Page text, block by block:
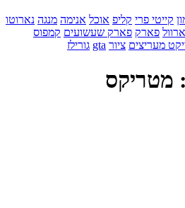
קייטי פרי קליפ אוכל אנימה מנגה נארוטו
פארק פארק שעשועים קמפוס
מעריצים ציור gta גורילז